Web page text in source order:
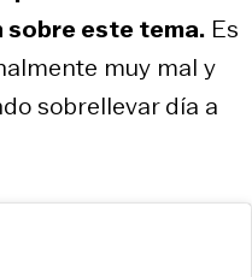
este tema. Es
muy mal y
sobrellevar día a